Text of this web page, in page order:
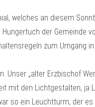
welches an diesem
der Gemeinde
zum Umgang
„alter Erzbischof
mit den Lichtgestalten, ja
so ein Leuchtturm, der